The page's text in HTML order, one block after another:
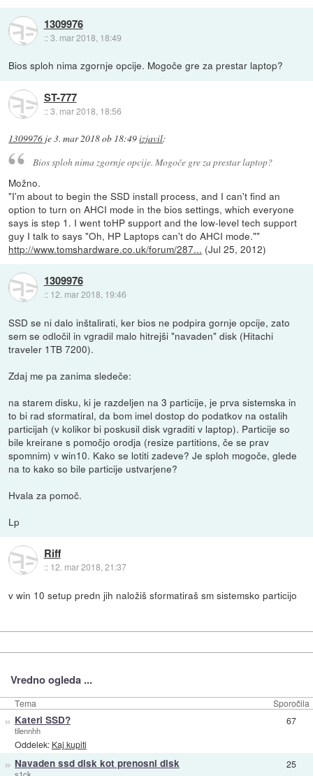
1309976
::3. mar 2018, 18:49
Bios sploh nima zgornje opcije. Mogoče gre za prestar laptop?
ST-777
::3. mar 2018, 18:56
1309976 je3. mar 2018 ob 18:49izjavil:
Bios sploh nima zgornje opcije. Mogoče gre za prestar laptop?
Možno.
"I'm about to begin the SSD install process, and I can't find an
option to turn on AHCI mode in the bios settings, which everyone
says is step 1. I went toHP support and the low-level tech support
guy I talk to says "Oh, HP Laptops can't do AHCI mode.""
http://www.tomshardware.co.uk/forum/287... (Jul 25, 2012)
1309976
:: 12. mar 2018, 19:46
SSD se ni dalo inštalirati, ker bios ne podpira gornje opcije, zato
sem se odločil in vgradil malo hitrejši "navaden" disk (Hitachi
traveler 1TB 7200).
Zdaj me pa zanima sledeče:
na starem disku, ki je razdeljen na 3 particije, je prva sistemska in
to bi rad sformatiral, da bom imel dostop do podatkov na ostalih
particijah (v kolikor bi poskusil disk vgraditi v laptop). Particije so
bile kreirane s pomočjo orodja (resize partitions, če se prav
spomnim) v win10. Kako se lotiti zadeve? Je sploh mogoče, glede
na to kako so bile particije ustvarjene?
Hvala za pomoč.
Lp
Riff
:: 12. mar 2018, 21:37
v win 10 setup predn jih naložiš sformatiraš sm sistemsko particijo
Vredno ogleda ...
Tema Sporočila
» Kateri SSD?
tilennhh
Oddelek: Kaj kupiti
67
» Navaden ssd disk kot prenosni disk 25